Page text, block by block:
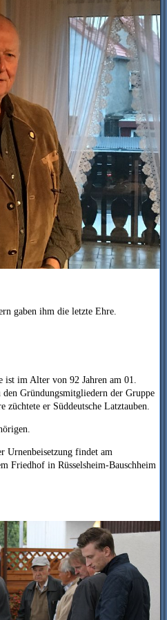
gaben ihm die letzte Ehre.
ist im Alter von 92 Jahren am 01.
Gründungsmitgliedern der Gruppe
züchtete er Süddeutsche Latztauben.
Urnenbeisetzung findet am
Friedhof in Rüsselsheim-Bauschheim